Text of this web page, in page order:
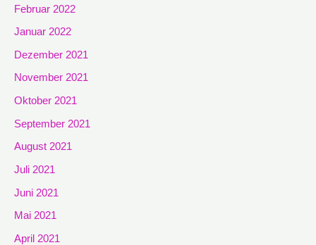
Februar 2022
Januar 2022
Dezember 2021
November 2021
Oktober 2021
September 2021
August 2021
Juli 2021
Juni 2021
Mai 2021
April 2021